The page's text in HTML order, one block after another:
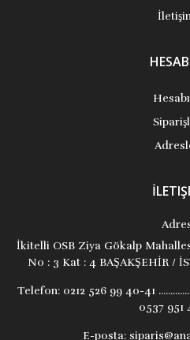
İkitelli OSB Ziya Gökalp
No : 3 Kat : 4 BAŞAKŞEHİR /
Telefon:0212 526 99 40-41
0537 951
E-posta: